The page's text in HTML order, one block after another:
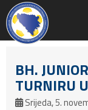
BH.
TURNIRU
Srijeda, 5.